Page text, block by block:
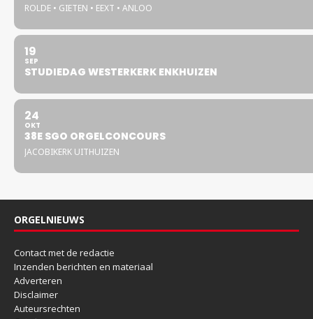
ROLDE • GIETEN • EEXT • ANLOO
19
SEP
STUDIEDAG WESTERKERK ENKHUIZEN
24
OKT
38E SGO ORGELCONCOURS
JACOBIKERK UITHUIZEN
ORGELNIEUWS
Contact met de redactie
Inzenden berichten en materiaal
Adverteren
Disclaimer
Auteursrechten